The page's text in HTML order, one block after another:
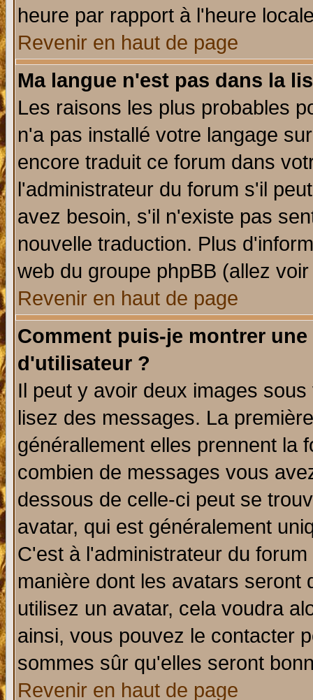
heure par rapport à l'heure
Revenir en haut de page
Ma langue n'est pas dans la
Les raisons les plus probables
n'a pas installé votre langage
encore traduit ce forum dans
l'administrateur du forum s'il
avez besoin, s'il n'existe pas
nouvelle traduction. Plus
web du groupe phpBB (allez
Revenir en haut de page
Comment puis-je montrer
d'utilisateur ?
Il peut y avoir deux images
lisez des messages. La
générallement elles prennent la
combien de messages vous
dessous de celle-ci peut se
avatar, qui est généralement
C'est à l'administrateur du
manière dont les avatars seront
utilisez un avatar, cela voudra
ainsi, vous pouvez le contacter
sommes sûr qu'elles seront
Revenir en haut de page